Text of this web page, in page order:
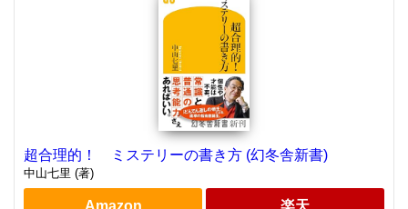
超合理的！ ミステリーの書き方 (幻冬舎新書)
中山七里 (著)